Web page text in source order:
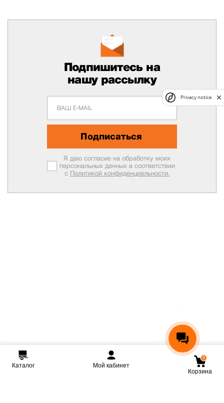
Подпишитесь на
нашу рассылку
Подписаться
Я даю согласие на обработку моих
персональных данных в соответствии
с Политикой конфиденциальности.
Каталог Мой кабинет
0
Корзина
Privacy notice